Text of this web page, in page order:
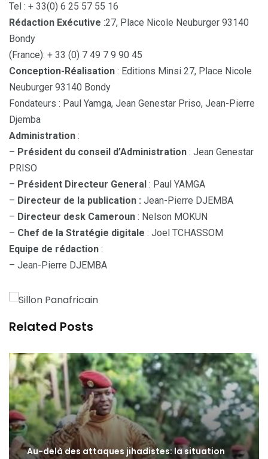
Tel : + 33(0) 6 25 57 55 16
Rédaction Exécutive :27, Place Nicole Neuburger 93140
Bondy
(France): + 33 (0) 7 49 7 9 90 45
Conception-Réalisation : Editions Minsi 27, Place Nicole
Neuburger 93140 Bondy
Fondateurs : Paul Yamga, Jean Genestar Priso, Jean-Pierre
Djemba
Administration :
– Président du conseil d’Administration : Jean Genestar
PRISO
– Président Directeur General : Paul YAMGA
– Directeur de la publication : Jean-Pierre DJEMBA
– Directeur desk Cameroun : Nelson MOKUN
– Chef de la Stratégie digitale : Joel TCHASSOM
Equipe de rédaction :
– Jean-Pierre DJEMBA
Related Posts
Au-delà des attaques jihadistes: la situation